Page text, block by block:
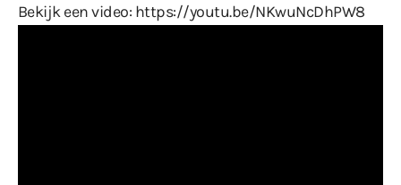
Bekijk een video: https://youtu.be/NKwuNcDhPW8